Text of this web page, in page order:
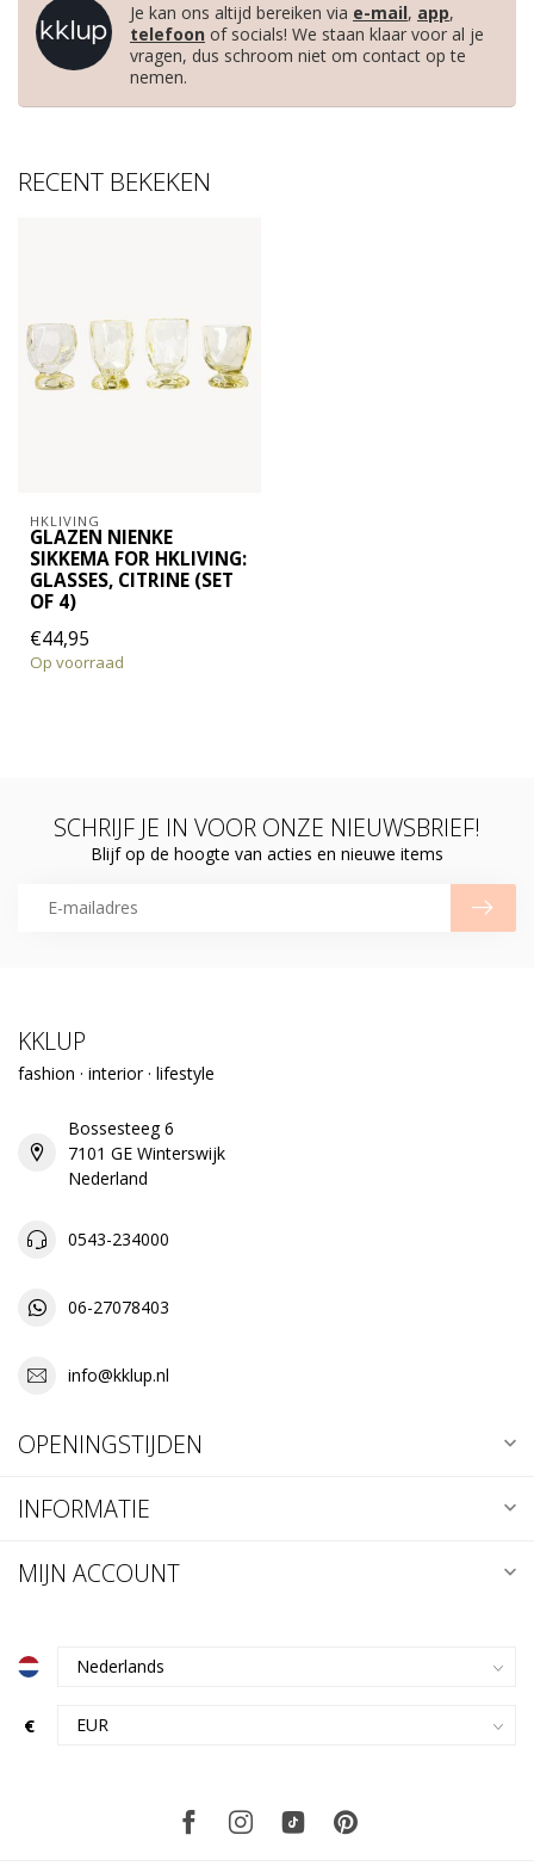
Je kan ons altijd bereiken via e-mail, app,
telefoon of socials! We staan klaar voor al je
vragen, dus schroom niet om contact op te
nemen.
RECENT BEKEKEN
HKLIVING
GLAZEN NIENKE
SIKKEMA FOR HKLIVING:
GLASSES, CITRINE (SET
OF 4)
€44,95
Op voorraad
SCHRIJF JE IN VOOR ONZE NIEUWSBRIEF!
Blijf op de hoogte van acties en nieuwe items
KKLUP
fashion · interior · lifestyle
Bossesteeg 6
7101 GE Winterswijk
Nederland
0543-234000
06-27078403
info@kklup.nl
OPENINGSTIJDEN
INFORMATIE
MIJN ACCOUNT
€